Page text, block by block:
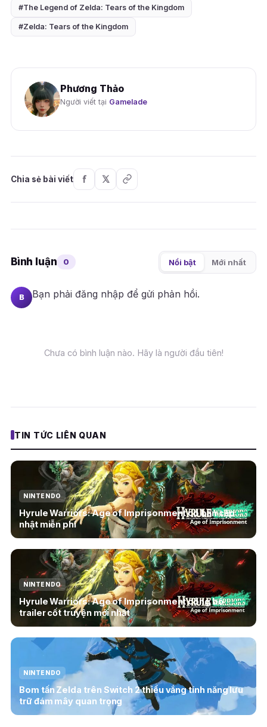
#The Legend of Zelda: Tears of the Kingdom
#Zelda: Tears of the Kingdom
Phương Thảo
Người viết tại Gamelade
Chia sẻ bài viết
Bình luận 0 Nổi bật Mới nhất
B Bạn phải đăng nhập để gửi phản hồi.
Chưa có bình luận nào. Hãy là người đầu tiên!
TIN TỨC LIÊN QUAN
NINTENDO
Hyrule Warriors: Age of Imprisonment có bản cập
nhật miễn phí
NINTENDO
Hyrule Warriors: Age of Imprisonment công bố
trailer cốt truyện mới nhất
NINTENDO
Bom tấn Zelda trên Switch 2 thiếu vắng tính năng lưu
trữ đám mây quan trọng